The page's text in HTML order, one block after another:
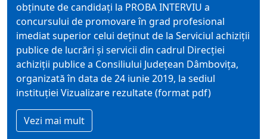
obţinute de candidaţi la PROBA INTERVIU a
concursului de promovare în grad profesional
imediat superior celui deţinut de la Serviciul achiziţii
publice de lucrări şi servicii din cadrul Direcţiei
achiziţii publice a Consiliului Judeţean Dâmboviţa,
organizată în data de 24 iunie 2019, la sediul
instituţiei Vizualizare rezultate (format pdf)
Vezi mai mult